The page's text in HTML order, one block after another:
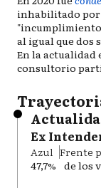
inhabilitado por
al igual que dos
En la actualidad
consultorio
Ex
Azul Frente
47,7% de los